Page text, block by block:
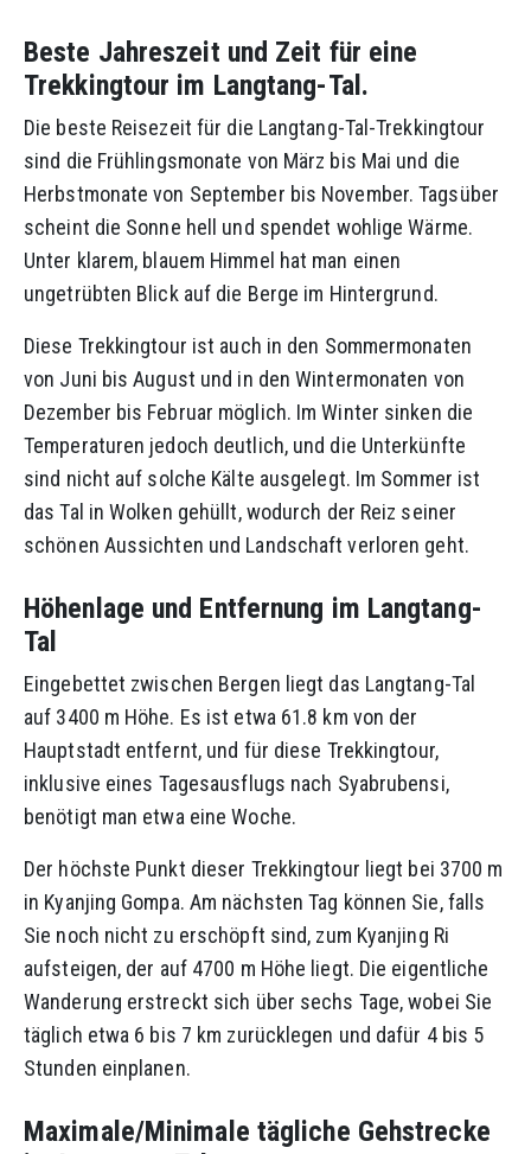
Beste Jahreszeit und Zeit für eine
Trekkingtour im Langtang-Tal.
Die beste Reisezeit für die Langtang-Tal-Trekkingtour
sind die Frühlingsmonate von März bis Mai und die
Herbstmonate von September bis November. Tagsüber
scheint die Sonne hell und spendet wohlige Wärme.
Unter klarem, blauem Himmel hat man einen
ungetrübten Blick auf die Berge im Hintergrund.
Diese Trekkingtour ist auch in den Sommermonaten
von Juni bis August und in den Wintermonaten von
Dezember bis Februar möglich. Im Winter sinken die
Temperaturen jedoch deutlich, und die Unterkünfte
sind nicht auf solche Kälte ausgelegt. Im Sommer ist
das Tal in Wolken gehüllt, wodurch der Reiz seiner
schönen Aussichten und Landschaft verloren geht.
Höhenlage und Entfernung im Langtang-
Tal
Eingebettet zwischen Bergen liegt das Langtang-Tal
auf 3400 m Höhe. Es ist etwa 61.8 km von der
Hauptstadt entfernt, und für diese Trekkingtour,
inklusive eines Tagesausflugs nach Syabrubensi,
benötigt man etwa eine Woche.
Der höchste Punkt dieser Trekkingtour liegt bei 3700 m
in Kyanjing Gompa. Am nächsten Tag können Sie, falls
Sie noch nicht zu erschöpft sind, zum Kyanjing Ri
aufsteigen, der auf 4700 m Höhe liegt. Die eigentliche
Wanderung erstreckt sich über sechs Tage, wobei Sie
täglich etwa 6 bis 7 km zurücklegen und dafür 4 bis 5
Stunden einplanen.
Maximale/Minimale tägliche Gehstrecke